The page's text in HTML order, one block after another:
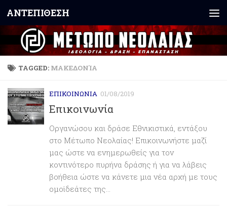
Skip to content
ΑΝΤΕΠΙΘΕΣΗ
TAGGED: ΜΑΚΕΔΟΝΊΑ
ΕΠΙΚΟΙΝΩΝΙΑ 01/08/2019
Επικοινωνία
Οργανώσου και δράσε Εθνικιστικά, εντάξου
στο Μέτωπο Νεολαίας! Επικοινωνήστε μαζί
μας ώστε να ενημερωθείς για τον
κοντινότερο πυρήνα δράσης ή για να λάβεις
βοήθεια ώστε να κάνετε μια νέα αρχή με τους
ομοϊδεάτες της...